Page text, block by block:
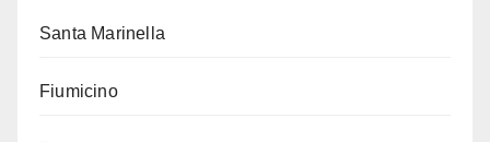
Santa Marinella
Fiumicino